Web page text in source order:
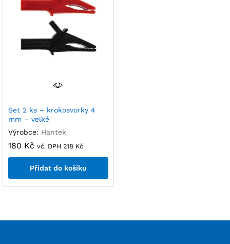
Set 2 ks – krokosvorky 4
mm – velké
Výrobce: Hantek
180 Kč vč. DPH 218 Kč
Přidat do košíku